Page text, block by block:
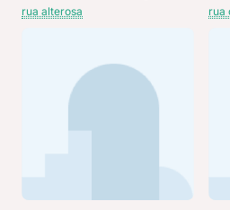
rua alterosa rua